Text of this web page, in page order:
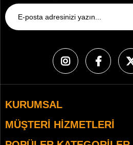
KURUMSAL
MÜŞTERI HIZMETLERI